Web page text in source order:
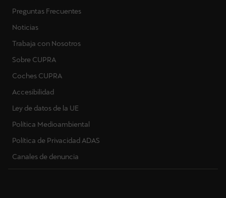
Preguntas Frecuentes
Noticias
Trabaja con Nosotros
Sobre CUPRA
Coches CUPRA
Accesibilidad
Ley de datos de la UE
Política Medioambiental
Política de Privacidad ADAS
Canales de denuncia